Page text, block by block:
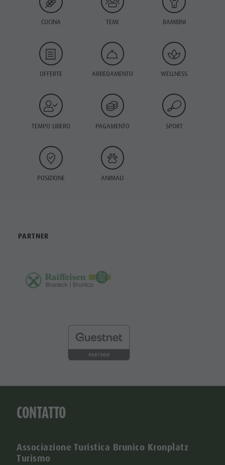
CUCINA TEMI BAMBINI
OFFERTE ARREDAMENTO WELLNESS
TEMPO LIBERO PAGAMENTO SPORT
POSIZIONE ANIMALI
PARTNER
CONTATTO
Associazione Turistica Brunico Kronplatz
Turismo